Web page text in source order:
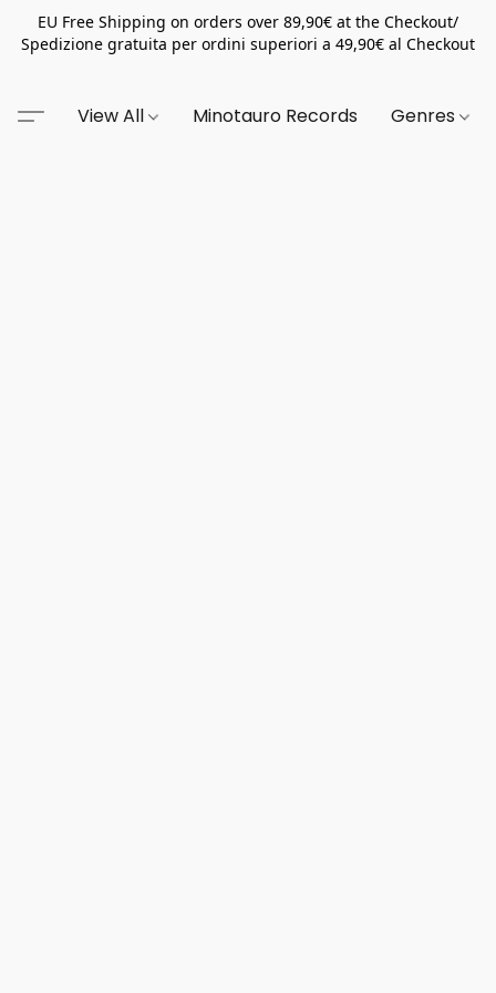
EU Free Shipping on orders over 89,90€ at the Checkout/
Spedizione gratuita per ordini superiori a 49,90€ al Checkout
View All Minotauro Records Genres